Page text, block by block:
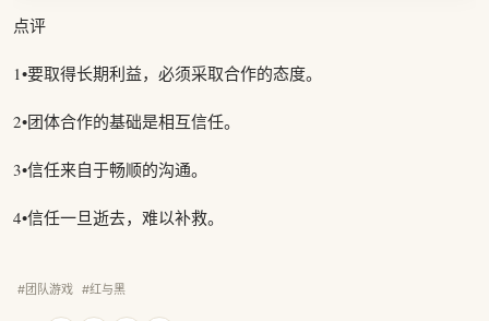
点评
1•要取得长期利益，必须采取合作的态度。
2•团体合作的基础是相互信任。
3•信任来自于畅顺的沟通。
4•信任一旦逝去，难以补救。
#团队游戏 #红与黑